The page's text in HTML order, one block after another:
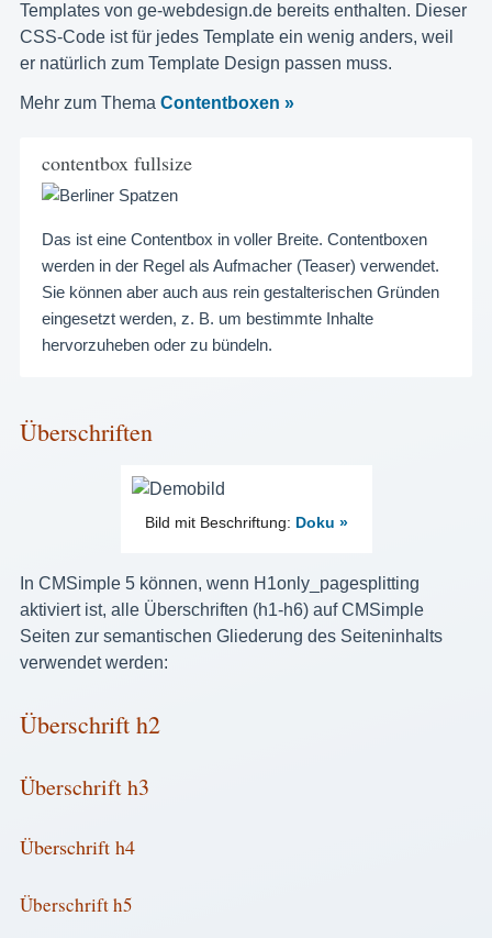
Templates von ge-webdesign.de bereits enthalten. Dieser
CSS-Code ist für jedes Template ein wenig anders, weil
er natürlich zum Template Design passen muss.
Mehr zum Thema Contentboxen »
contentbox fullsize
Das ist eine Contentbox in voller Breite. Contentboxen
werden in der Regel als Aufmacher (Teaser) verwendet.
Sie können aber auch aus rein gestalterischen Gründen
eingesetzt werden, z. B. um bestimmte Inhalte
hervorzuheben oder zu bündeln.
Überschriften
Bild mit Beschriftung: Doku »
In CMSimple 5 können, wenn H1only_pagesplitting
aktiviert ist, alle Überschriften (h1-h6) auf CMSimple
Seiten zur semantischen Gliederung des Seiteninhalts
verwendet werden:
Überschrift h2
Überschrift h3
Überschrift h4
Überschrift h5